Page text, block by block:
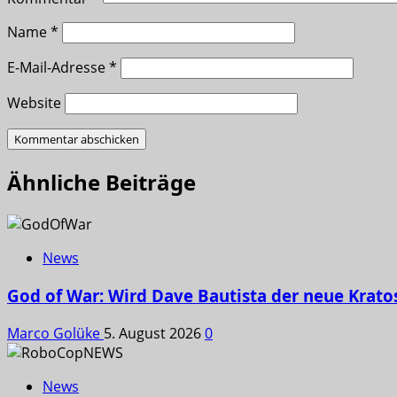
Name*
E-Mail-Adresse*
Website
Ähnliche Beiträge
News
God of War: Wird Dave Bautista der neue
Marco Golüke 5. August 20260
News